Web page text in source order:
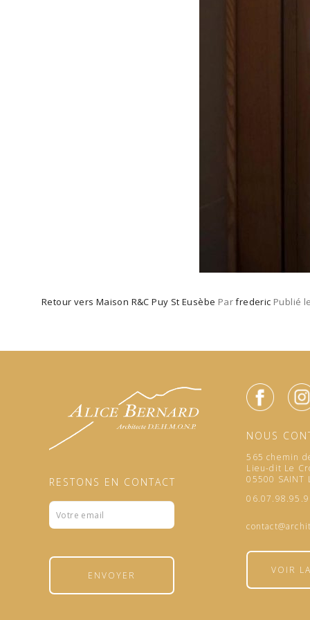
Retour vers Maison R&C Puy St Eusèbe Parfrederic Publié
RESTONS EN CONTACT
Formulaire
footer
ENVOYER
NOUS
565 chemin
Lieu-dit Le
05500 SAINT
VOIR